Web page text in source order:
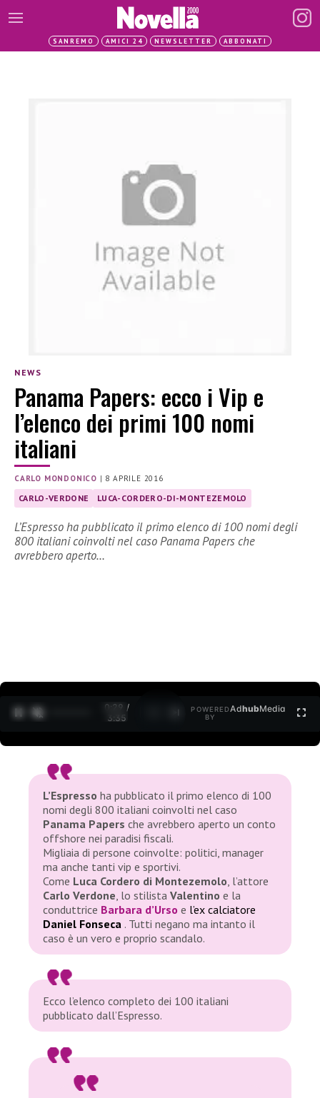
SANREMO AMICI 24 NEWSLETTER ABBONATI
NEWS
Panama Papers: ecco i Vip e
l’elenco dei primi 100 nomi
italiani
CARLO MONDONICO | 8 APRILE 2016
CARLO-VERDONE LUCA-CORDERO-DI-MONTEZEMOLO
L’Espresso ha pubblicato il primo elenco di 100 nomi degli
800 italiani coinvolti nel caso Panama Papers che
avrebbero aperto…
0:30 /
3:35
POWERED
BY
AdhubMedia
L’Espresso ha pubblicato il primo elenco di 100
nomi degli 800 italiani coinvolti nel caso
Panama Papers che avrebbero aperto un conto
offshore nei paradisi fiscali.
Migliaia di persone coinvolte: politici, manager
ma anche tanti vip e sportivi.
Come Luca Cordero di Montezemolo, l’attore
Carlo Verdone, lo stilistaValentino e la
conduttrice Barbara d’Urso e l’ex calciatore
Daniel Fonseca . Tutti negano ma intanto il
caso è un vero e proprio scandalo.
Ecco l’elenco completo dei 100 italiani
pubblicato dall’Espresso.